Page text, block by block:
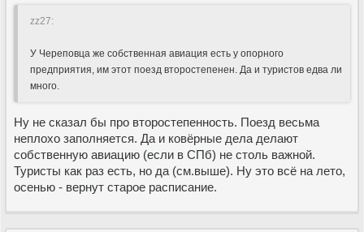
zz27:
У Череповца же собственная авиация есть у опорного
предприятия, им этот поезд второстепенен. Да и туристов едва ли
много.
Ну не сказал бы про второстепенность. Поезд весьма
неплохо заполняется. Да и ковёрные дела делают
собственную авиацию (если в СПб) не столь важной.
Туристы как раз есть, но да (см.выше). Ну это всё на лето,
осенью - вернут старое расписание.